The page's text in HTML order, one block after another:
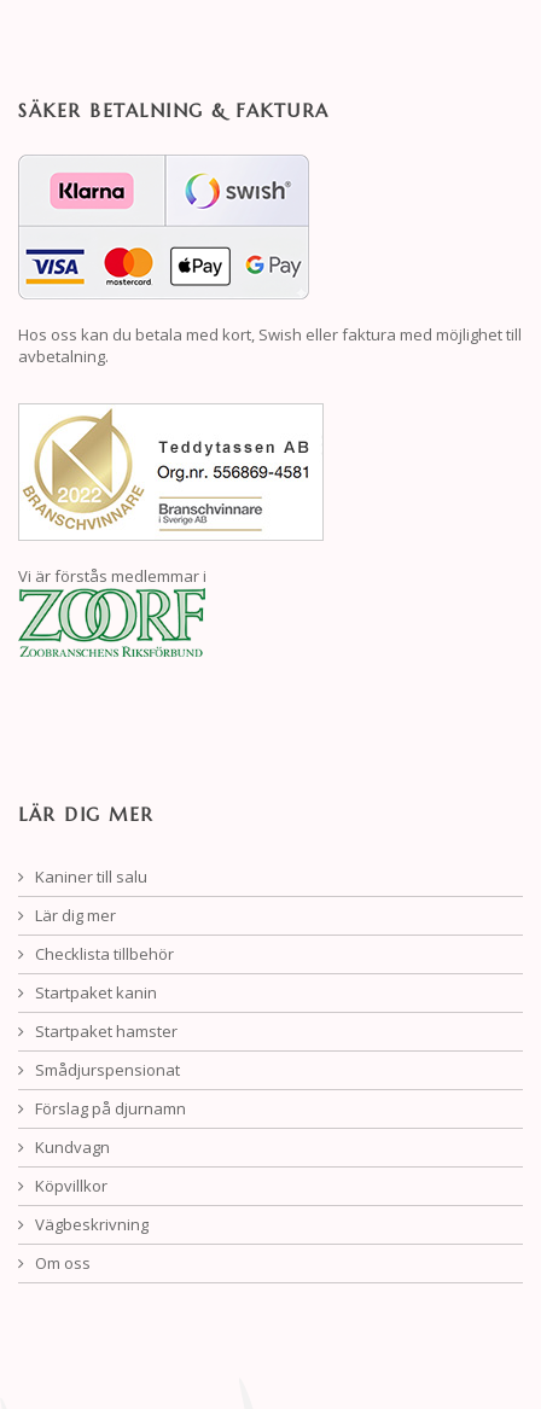
SÄKER BETALNING & FAKTURA
Hos oss kan du betala med kort, Swish eller faktura med möjlighet till
avbetalning.
Vi är förstås medlemmar i
LÄR DIG MER
Kaniner till salu
Lär dig mer
Checklista tillbehör
Startpaket kanin
Startpaket hamster
Smådjurspensionat
Förslag på djurnamn
Kundvagn
Köpvillkor
Vägbeskrivning
Om oss